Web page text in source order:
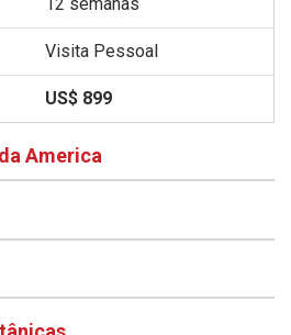
Visita Pessoal
US$ 899
America